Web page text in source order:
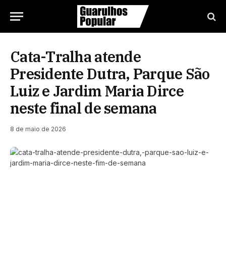
Cata-Tralha atende
Presidente Dutra, Parque São
Luiz e Jardim Maria Dirce
neste final de semana
8 de maio de 2026